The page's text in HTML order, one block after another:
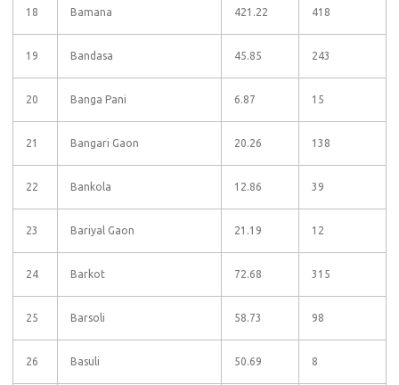
18 Bamana 421.22 418
19 Bandasa 45.85 243
20 Banga Pani 6.87 15
21 Bangari Gaon 20.26 138
22 Bankola 12.86 39
23 Bariyal Gaon 21.19 12
24 Barkot 72.68 315
25 Barsoli 58.73 98
26 Basuli 50.69 8